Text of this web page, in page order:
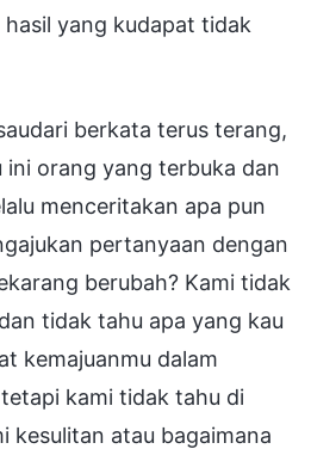
yang kudapat tidak
berkata terus terang,
ini orang yang terbuka dan
menceritakan apa pun
pertanyaan dengan
berubah? Kami tidak
tidak tahu apa yang kau
kemajuanmu dalam
kami tidak tahu di
kesulitan atau bagaimana